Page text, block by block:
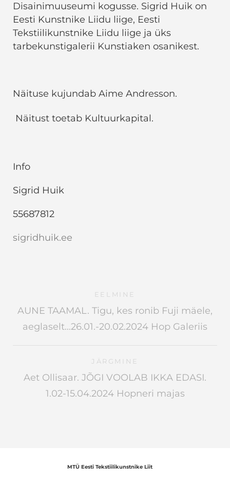
Disainimuuseumi kogusse. Sigrid Huik on
Eesti Kunstnike Liidu liige, Eesti
Tekstiilikunstnike Liidu liige ja üks
tarbekunstigalerii Kunstiaken osanikest.
Näituse kujundab Aime Andresson.
Näitust toetab Kultuurkapital.
Info
Sigrid Huik
55687812
sigridhuik.ee
EELMINE
AUNE TAAMAL. Tigu, kes ronib Fuji mäele,
aeglaselt...26.01.-20.02.2024 Hop Galeriis
JÄRGMINE
Aet Ollisaar. JÕGI VOOLAB IKKA EDASI.
1.02-15.04.2024 Hopneri majas
MTÜ Eesti Tekstiilikunstnike Liit